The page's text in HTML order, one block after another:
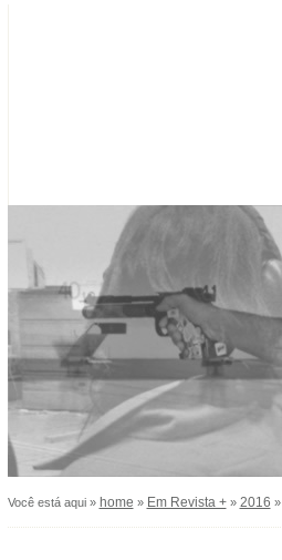
Você está aqui » home » Em Revista +» 2016 »